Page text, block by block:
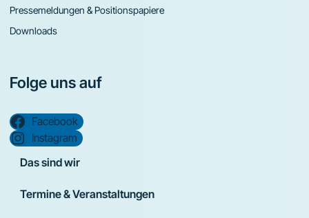
Pressemeldungen & Positionspapiere
Downloads
Folge uns auf
Facebook
Instagram
Das sind wir
Termine & Veranstaltungen